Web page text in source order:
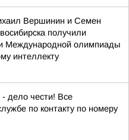
Вершинин и Семен
получили
Международной олимпиады
интеллекту
дело чести! Все
по контакту по номеру